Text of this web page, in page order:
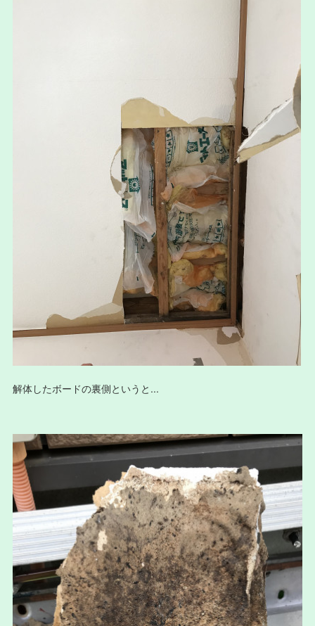
解体したボードの裏側というと...